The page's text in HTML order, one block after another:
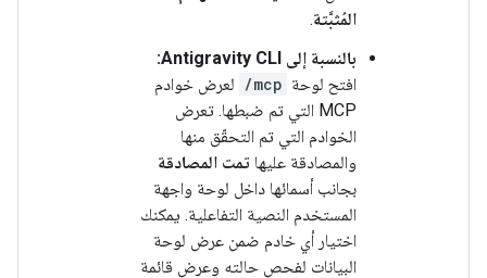
المُثبَّتة.
بالنسبة إلى Antigravity CLI:
افتح لوحة /mcp لعرض خوادم
MCP التي تم ضبطها. تعرض
الخوادم التي تم التحقّق منها
والمصادقة عليها تمت المصادقة
بجانب أسمائها داخل لوحة واجهة
المستخدم النصية التفاعلية. يمكنك
اختيار أي خادم ضمن عرض لوحة
البيانات لفحص حالته وعرض قائمة